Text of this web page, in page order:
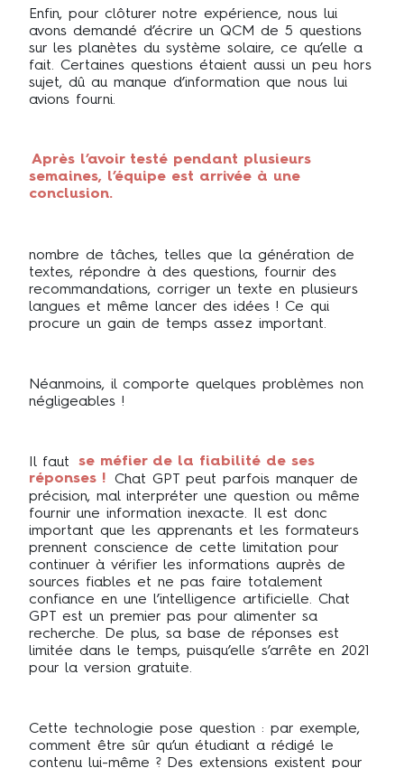
Enfin, pour clôturer notre expérience, nous lui
avons demandé d’écrire un QCM de 5 questions
sur les planètes du système solaire, ce qu’elle a
fait. Certaines questions étaient aussi un peu hors
sujet, dû au manque d’information que nous lui
avions fourni.
Après l’avoir testé pendant plusieurs
semaines, l’équipe est arrivée à une
conclusion.
nombre de tâches, telles que la génération de
textes, répondre à des questions, fournir des
recommandations, corriger un texte en plusieurs
langues et même lancer des idées ! Ce qui
procure un gain de temps assez important.
Néanmoins, il comporte quelques problèmes non
négligeables !
Il faut se méfier de la fiabilité de ses
réponses ! Chat GPT peut parfois manquer de
précision, mal interpréter une question ou même
fournir une information inexacte. Il est donc
important que les apprenants et les formateurs
prennent conscience de cette limitation pour
continuer à vérifier les informations auprès de
sources fiables et ne pas faire totalement
confiance en une l’intelligence artificielle. Chat
GPT est un premier pas pour alimenter sa
recherche. De plus, sa base de réponses est
limitée dans le temps, puisqu’elle s’arrête en 2021
pour la version gratuite.
Cette technologie pose question : par exemple,
comment être sûr qu’un étudiant a rédigé le
contenu lui-même ? Des extensions existent pour